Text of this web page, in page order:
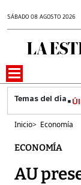
SÁBADO 08 AGOSTO 2026
Inicio> Economía
ECONOMÍA
AU